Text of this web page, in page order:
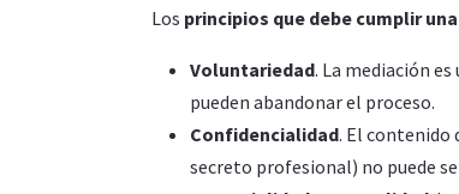
Los principios que debe cumplir
Voluntariedad. La mediación
pueden abandonar el proceso.
Confidencialidad. El contenido
secreto profesional) no puede